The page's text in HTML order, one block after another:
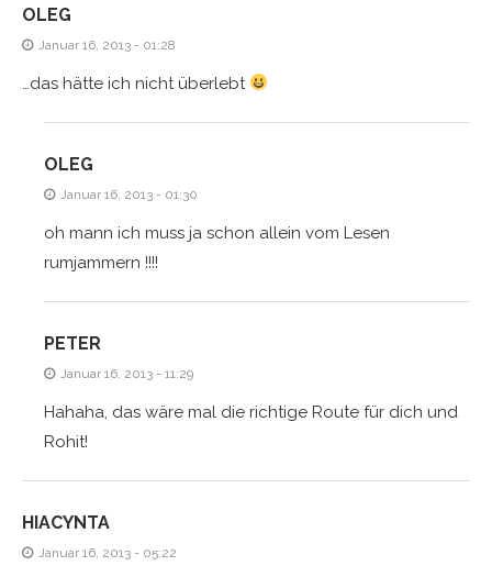
OLEG
Januar 16, 2013 - 01:28
…das hätte ich nicht überlebt
OLEG
Januar 16, 2013 - 01:30
oh mann ich muss ja schon allein vom Lesen
rumjammern !!!!
PETER
Januar 16, 2013 - 11:29
Hahaha, das wäre mal die richtige Route für dich und
Rohit!
HIACYNTA
Januar 16, 2013 - 05:22